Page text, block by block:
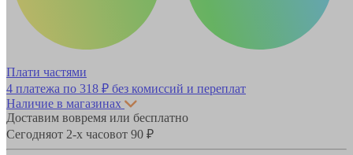
Плати частями
4 платежа по 318 ₽ без комиссий и переплат
Наличие в магазинах
Доставим вовремя или бесплатно
Сегодняот 2-х часовот 90 ₽